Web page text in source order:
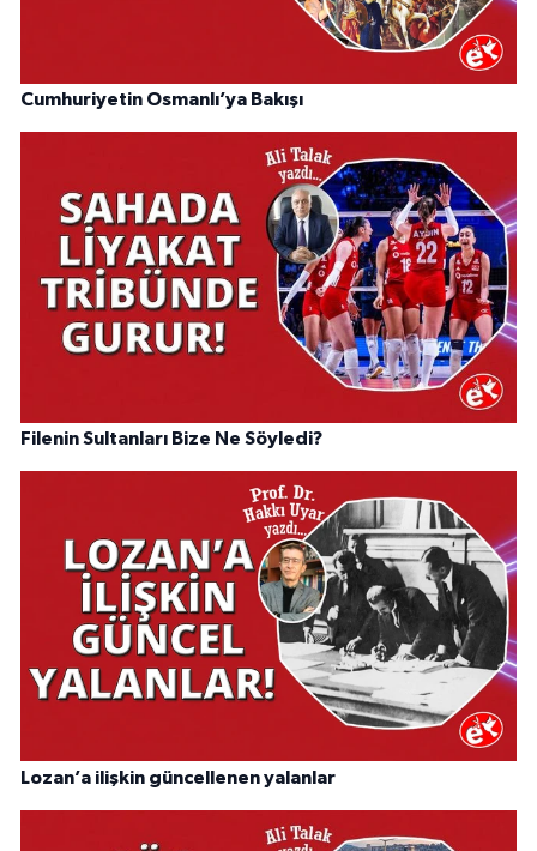
Cumhuriyetin Osmanlı’ya Bakışı
Filenin Sultanları Bize Ne Söyledi?
Lozan’a ilişkin güncellenen yalanlar